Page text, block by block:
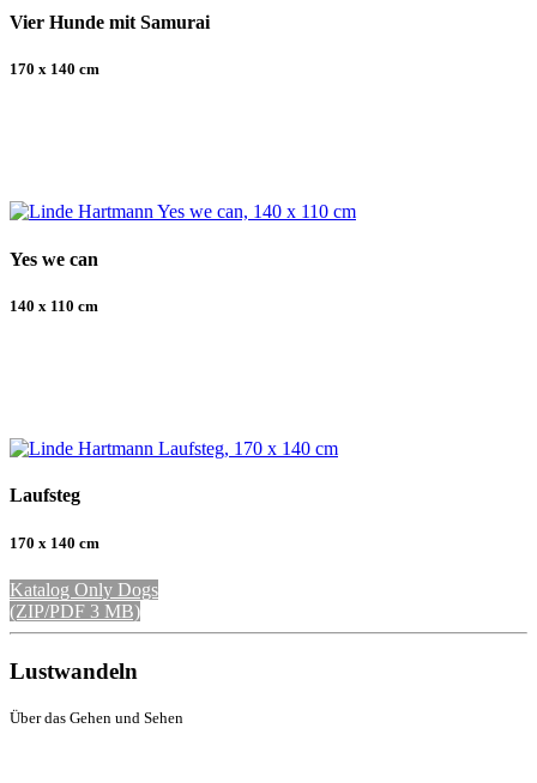
Vier Hunde mit Samurai
170 x 140 cm
Yes we can
140 x 110 cm
Laufsteg
170 x 140 cm
Katalog Only Dogs
(ZIP/PDF 3 MB)
Lustwandeln
Über das Gehen und Sehen